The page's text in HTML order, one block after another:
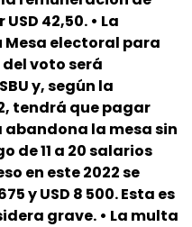
42,50. • La
Mesa electoral para
voto será
y, según la
tendrá que pagar
abandona la mesa sin
de 11 a 20 salarios
en este 2022 se
y USD 8 500. Esta es
grave. • La multa